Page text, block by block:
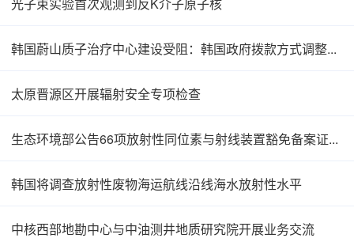
Oklo格罗夫斯同位素试验反应堆实现首次临界
光子束实验首次观测到反K介子原子核
韩国蔚山质子治疗中心建设受阻：韩国政府拨款方式调整影响项目推进
太原晋源区开展辐射安全专项检查
生态环境部公告66项放射性同位素与射线装置豁免备案证明文件
韩国将调查放射性废物海运航线沿线海水放射性水平
中核西部地勘中心与中油测井地质研究院开展业务交流